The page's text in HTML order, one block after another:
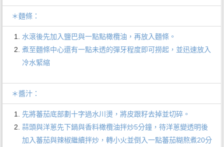
＊麵條：
水滾後先加入鹽巴與一點點橄欖油，再放入麵條。
煮至麵條中心還有一點未透的彈牙程度即可撈起，並迅速放入
冷水緊縮
＊醬汁：
先將蕃茄底部劃十字過水川燙，將皮跟籽去掉並切碎。
蒜頭與洋蔥先下鍋與香料橄欖油拌炒5分鐘，待洋蔥變透明後
加入蕃茄與辣椒繼續拌炒，轉小火並倒入一點蕃茄糊熬煮20分